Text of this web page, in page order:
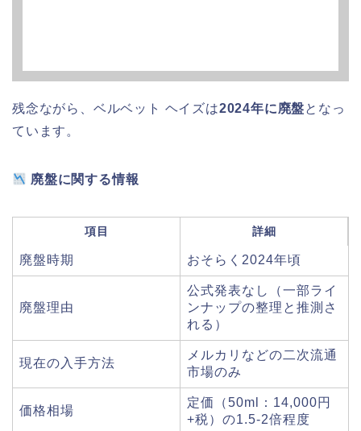
残念ながら、ベルベット ヘイズは2024年に廃盤となっ
ています。
廃盤に関する情報
項目 詳細
廃盤時期 おそらく2024年頃
廃盤理由
公式発表なし（一部ライ
ンナップの整理と推測さ
れる）
現在の入手方法
メルカリなどの二次流通
市場のみ
価格相場
定価（50ml：14,000円
+税）の1.5-2倍程度